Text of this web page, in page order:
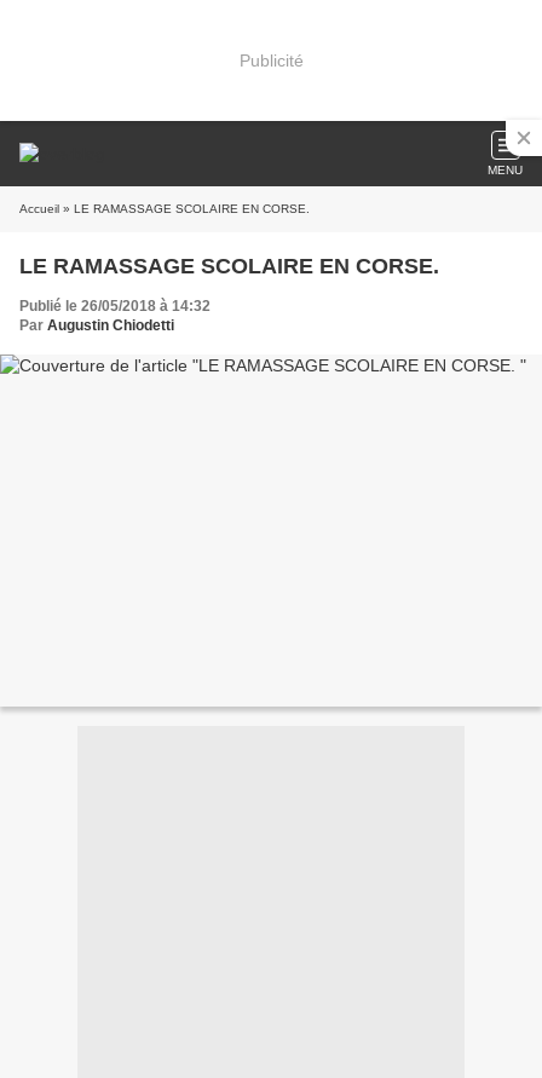
Publicité
MENU
Accueil » LE RAMASSAGE SCOLAIRE EN CORSE.
LE RAMASSAGE SCOLAIRE EN CORSE.
Publié le 26/05/2018 à 14:32
Par Augustin Chiodetti